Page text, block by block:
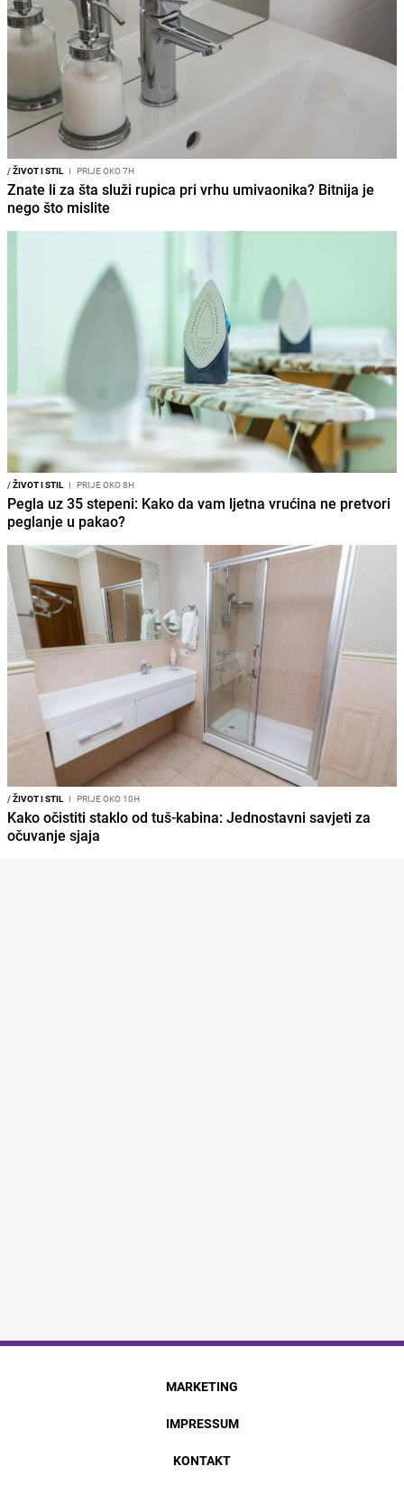
/ŽIVOT I STIL I PRIJE OKO 7H
Znate li za šta služi rupica pri vrhu umivaonika? Bitnija je
nego što mislite
/ŽIVOT I STIL I PRIJE OKO 8H
Pegla uz 35 stepeni: Kako da vam ljetna vrućina ne pretvori
peglanje u pakao?
/ŽIVOT I STIL I PRIJE OKO 10H
Kako očistiti staklo od tuš-kabina: Jednostavni savjeti za
očuvanje sjaja
MARKETING
IMPRESSUM
KONTAKT